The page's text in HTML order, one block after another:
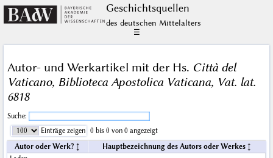
Geschichts­quellen
des deutschen Mittelalters
☰
Autor- und Werkartikel mit der Hs. Città del
Vaticano, Biblioteca Apostolica Vaticana, Vat. lat.
6818
Suche:
Einträge zeigen
0 bis 0 von 0 angezeigt
Autor oder Werk?
Hauptbezeichnung des Autors oder Werkes